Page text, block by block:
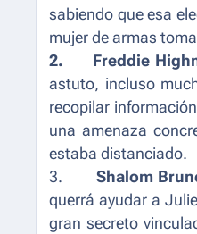
sabiendo que esa
mujer de armas
2.
Freddie
astuto, incluso
recopilar
una amenaza
estaba distanciado.
3.
Shalom
querrá ayudar a
gran secreto